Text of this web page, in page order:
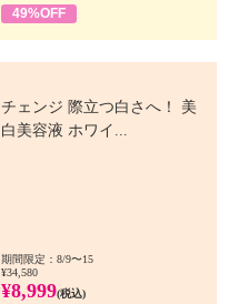
49%OFF
チェンジ 際立つ白さへ！ 美
白美容液 ホワイ...
期間限定：8/9〜15
¥34,580
¥8,999(税込)